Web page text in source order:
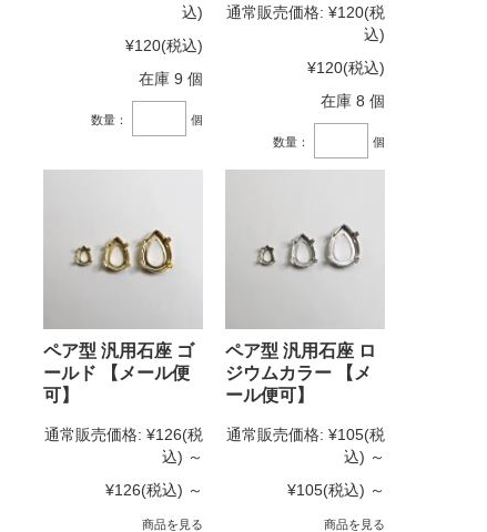
込)
¥120(税込)
在庫 9 個
数量： 個
通常販売価格: ¥120(税
込)
¥120(税込)
在庫 8 個
数量： 個
ペア型 汎用石座 ゴ
ールド 【メール便
可】
通常販売価格: ¥126(税
込) ～
¥126(税込) ～
商品を見る
ペア型 汎用石座 ロ
ジウムカラー 【メ
ール便可】
通常販売価格: ¥105(税
込) ～
¥105(税込) ～
商品を見る